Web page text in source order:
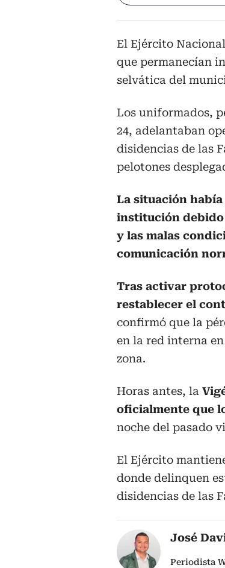
El Ejército
que permanecían
selvática del
Los uniformados,
24, adelantaban
disidencias de las
pelotones
La situación
institución debido
y las malas
comunicación
Tras activar
restablecer el
confirmó que la
en la red interna
zona.
Horas antes, la
oficialmente que
noche del pasado
El Ejército
donde delinquen
disidencias de las
José
Periodista